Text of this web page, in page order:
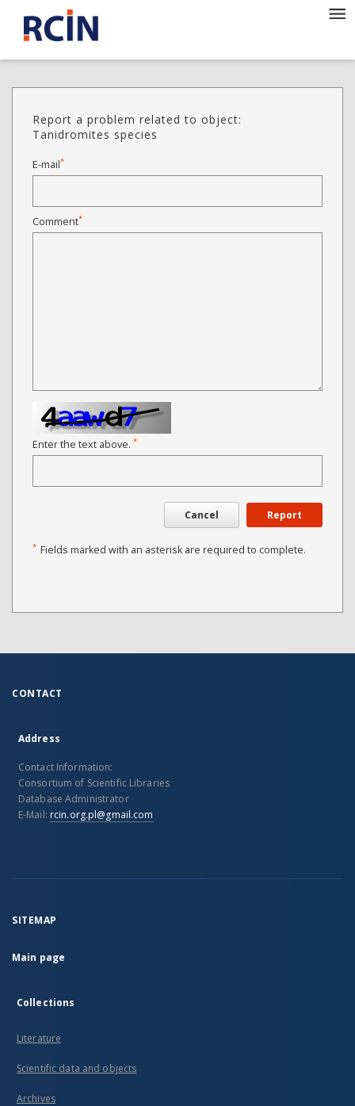
Report a problem related to object:
Tanidromites species
E-mail*
Comment*
Enter the text above. *
Cancel Report
* Fields marked with an asterisk are required to complete.
CONTACT
Address
Contact Information:
Consortium of Scientific Libraries
Database Administrator
E-Mail: rcin.org.pl@gmail.com
SITEMAP
Main page
Collections
Literature
Scientific data and objects
Archives